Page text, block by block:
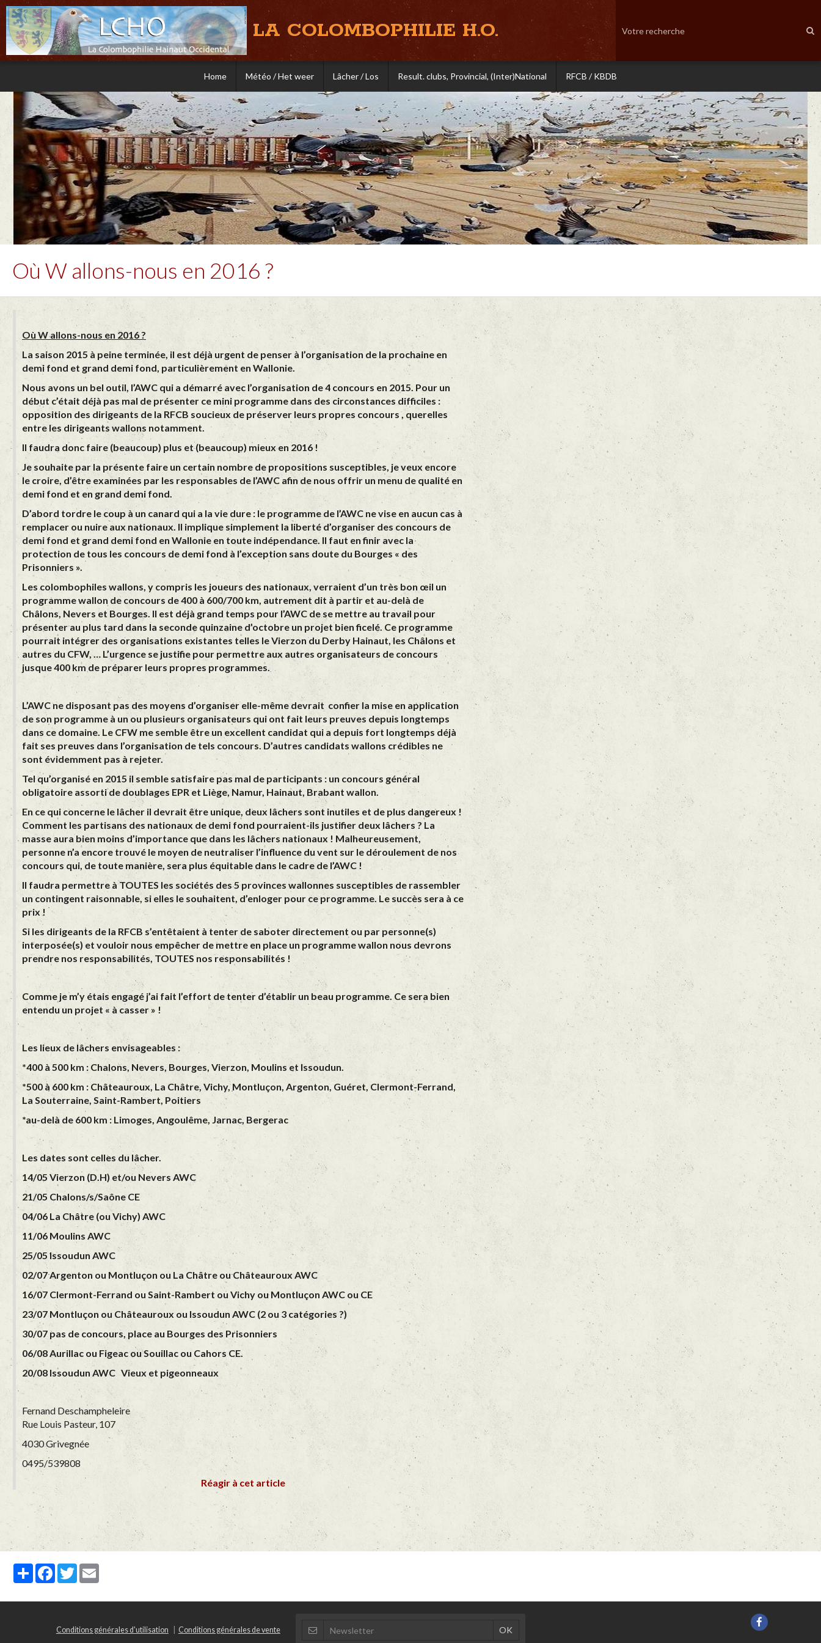
LA COLOMBOPHILIE H.O.
Home Météo / Het weer Lâcher / Los Result. clubs, Provincial, (Inter)National RFCB / KBDB
Où W allons-nous en 2016 ?
Où W allons-nous en 2016 ?
La saison 2015 à peine terminée, il est déjà urgent de penser à l’organisation de la prochaine en
demi fond et grand demi fond, particulièrement en Wallonie.
Nous avons un bel outil, l’AWC qui a démarré avec l’organisation de 4 concours en 2015. Pour un
début c’était déjà pas mal de présenter ce mini programme dans des circonstances difficiles :
opposition des dirigeants de la RFCB soucieux de préserver leurs propres concours , querelles
entre les dirigeants wallons notamment.
Il faudra donc faire (beaucoup) plus et (beaucoup) mieux en 2016 !
Je souhaite par la présente faire un certain nombre de propositions susceptibles, je veux encore
le croire, d’être examinées par les responsables de l’AWC afin de nous offrir un menu de qualité en
demi fond et en grand demi fond.
D’abord tordre le coup à un canard qui a la vie dure : le programme de l’AWC ne vise en aucun cas à
remplacer ou nuire aux nationaux. Il implique simplement la liberté d’organiser des concours de
demi fond et grand demi fond en Wallonie en toute indépendance. Il faut en finir avec la
protection de tous les concours de demi fond à l’exception sans doute du Bourges « des
Prisonniers ».
Les colombophiles wallons, y compris les joueurs des nationaux, verraient d’un très bon œil un
programme wallon de concours de 400 à 600/700 km, autrement dit à partir et au-delà de
Châlons, Nevers et Bourges. Il est déjà grand temps pour l’AWC de se mettre au travail pour
présenter au plus tard dans la seconde quinzaine d’octobre un projet bien ficelé. Ce programme
pourrait intégrer des organisations existantes telles le Vierzon du Derby Hainaut, les Châlons et
autres du CFW, … L’urgence se justifie pour permettre aux autres organisateurs de concours
jusque 400 km de préparer leurs propres programmes.
L’AWC ne disposant pas des moyens d’organiser elle-même devrait confier la mise en application
de son programme à un ou plusieurs organisateurs qui ont fait leurs preuves depuis longtemps
dans ce domaine. Le CFW me semble être un excellent candidat qui a depuis fort longtemps déjà
fait ses preuves dans l’organisation de tels concours. D’autres candidats wallons crédibles ne
sont évidemment pas à rejeter.
Tel qu’organisé en 2015 il semble satisfaire pas mal de participants : un concours général
obligatoire assorti de doublages EPR et Liège, Namur, Hainaut, Brabant wallon.
En ce qui concerne le lâcher il devrait être unique, deux lâchers sont inutiles et de plus dangereux !
Comment les partisans des nationaux de demi fond pourraient-ils justifier deux lâchers ? La
masse aura bien moins d’importance que dans les lâchers nationaux ! Malheureusement,
personne n’a encore trouvé le moyen de neutraliser l’influence du vent sur le déroulement de nos
concours qui, de toute manière, sera plus équitable dans le cadre de l’AWC !
Il faudra permettre à TOUTES les sociétés des 5 provinces wallonnes susceptibles de rassembler
un contingent raisonnable, si elles le souhaitent, d’enloger pour ce programme. Le succès sera à ce
prix !
Si les dirigeants de la RFCB s’entêtaient à tenter de saboter directement ou par personne(s)
interposée(s) et vouloir nous empêcher de mettre en place un programme wallon nous devrons
prendre nos responsabilités, TOUTES nos responsabilités !
Comme je m’y étais engagé j’ai fait l’effort de tenter d’établir un beau programme. Ce sera bien
entendu un projet « à casser » !
Les lieux de lâchers envisageables :
*400 à 500 km : Chalons, Nevers, Bourges, Vierzon, Moulins et Issoudun.
*500 à 600 km : Châteauroux, La Châtre, Vichy, Montluçon, Argenton, Guéret, Clermont-Ferrand,
La Souterraine, Saint-Rambert, Poitiers
*au-delà de 600 km : Limoges, Angoulême, Jarnac, Bergerac
Les dates sont celles du lâcher.
14/05 Vierzon (D.H) et/ou Nevers AWC
21/05 Chalons/s/Saône CE
04/06 La Châtre (ou Vichy) AWC
11/06 Moulins AWC
25/05 Issoudun AWC
02/07 Argenton ou Montluçon ou La Châtre ou Châteauroux AWC
16/07 Clermont-Ferrand ou Saint-Rambert ou Vichy ou Montluçon AWC ou CE
23/07 Montluçon ou Châteauroux ou Issoudun AWC (2 ou 3 catégories ?)
30/07 pas de concours, place au Bourges des Prisonniers
06/08 Aurillac ou Figeac ou Souillac ou Cahors CE.
20/08 Issoudun AWC Vieux et pigeonneaux
Fernand Deschampheleire
Rue Louis Pasteur, 107
4030 Grivegnée
0495/539808
Réagir à cet article
PartagerFacebook
Twitter
Conditions générales d'utilisation Conditions générales de vente